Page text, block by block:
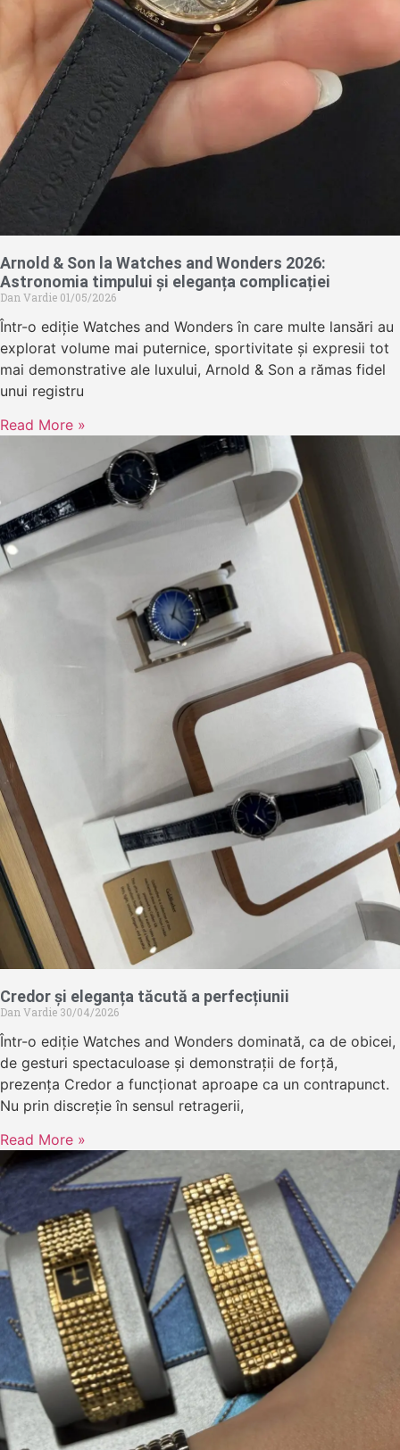
Arnold & Son la Watches and Wonders 2026:
Astronomia timpului și eleganța complicației
Dan Vardie 01/05/2026
Într-o ediție Watches and Wonders în care multe lansări au
explorat volume mai puternice, sportivitate și expresii tot
mai demonstrative ale luxului, Arnold & Son a rămas fidel
unui registru
Read More »
Credor și eleganța tăcută a perfecțiunii
Dan Vardie 30/04/2026
Într-o ediție Watches and Wonders dominată, ca de obicei,
de gesturi spectaculoase și demonstrații de forță,
prezența Credor a funcționat aproape ca un contrapunct.
Nu prin discreție în sensul retragerii,
Read More »